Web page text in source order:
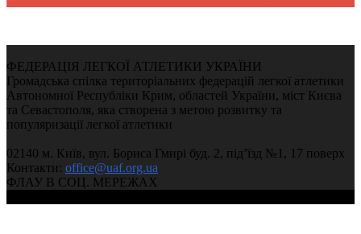
ФЕДЕРАЦІЯ ЛЕГКОЇ АТЛЕТИКИ УКРАЇНИ
Громадська спілка територіальних федерацій легкої атлетики
Автономної Республіки Крим, областей України, міст Києва
та Севастополя, яка створена з метою розвитку та
популяризації легкої атлетики
02140 м. Київ, вул. Бориса Гмирі буд. 2, під’їзд №1, 17 поверх
Контакти: office@uaf.org.ua
ФЛАУ В СОЦ. МЕРЕЖАХ